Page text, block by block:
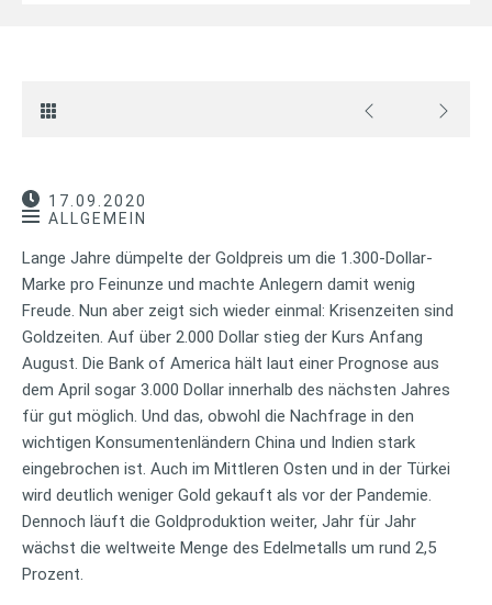
17.09.2020
ALLGEMEIN
Lange Jahre dümpelte der Goldpreis um die 1.300-Dollar-
Marke pro Feinunze und machte Anlegern damit wenig
Freude. Nun aber zeigt sich wieder einmal: Krisenzeiten sind
Goldzeiten. Auf über 2.000 Dollar stieg der Kurs Anfang
August. Die Bank of America hält laut einer Prognose aus
dem April sogar 3.000 Dollar innerhalb des nächsten Jahres
für gut möglich. Und das, obwohl die Nachfrage in den
wichtigen Konsumentenländern China und Indien stark
eingebrochen ist. Auch im Mittleren Osten und in der Türkei
wird deutlich weniger Gold gekauft als vor der Pandemie.
Dennoch läuft die Goldproduktion weiter, Jahr für Jahr
wächst die weltweite Menge des Edelmetalls um rund 2,5
Prozent.